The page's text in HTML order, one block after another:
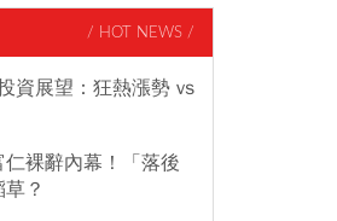
/ HOT NEWS /
資展望：狂熱漲勢 vs
裸辭內幕！「落後
？